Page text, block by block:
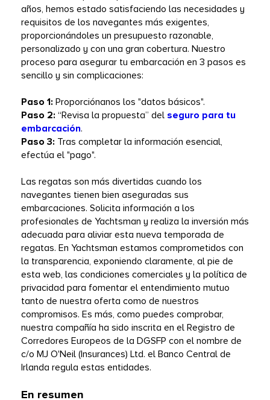
años, hemos estado satisfaciendo las necesidades y
requisitos de los navegantes más exigentes,
proporcionándoles un presupuesto razonable,
personalizado y con una gran cobertura. Nuestro
proceso para asegurar tu embarcación en 3 pasos es
sencillo y sin complicaciones:
Paso 1: Proporciónanos los "datos básicos".
Paso 2: “Revisa la propuesta” del seguro para tu
embarcación.
Paso 3: Tras completar la información esencial,
efectúa el "pago".
Las regatas son más divertidas cuando los
navegantes tienen bien aseguradas sus
embarcaciones. Solicita información a los
profesionales de Yachtsman y realiza la inversión más
adecuada para aliviar esta nueva temporada de
regatas. En Yachtsman estamos comprometidos con
la transparencia, exponiendo claramente, al pie de
esta web, las condiciones comerciales y la política de
privacidad para fomentar el entendimiento mutuo
tanto de nuestra oferta como de nuestros
compromisos. Es más, como puedes comprobar,
nuestra compañía ha sido inscrita en el Registro de
Corredores Europeos de la DGSFP con el nombre de
c/o MJ O'Neil (Insurances) Ltd. el Banco Central de
Irlanda regula estas entidades.
En resumen